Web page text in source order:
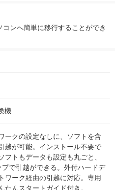
ンへ簡単に移行することができ
機
ークの設定なしに、ソフトを含
越が可能。インストール不要で
フトもデータも設定も丸ごと、
で引越ができる。外付ハードデ
ワーク経由の引越に対応。専用
たんスタートガイド付き。